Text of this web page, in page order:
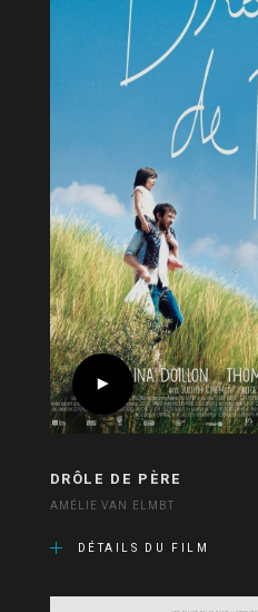
DRÔLE DE PÈRE
AMÉLIE VAN ELMBT
DÉTAILS DU FILM